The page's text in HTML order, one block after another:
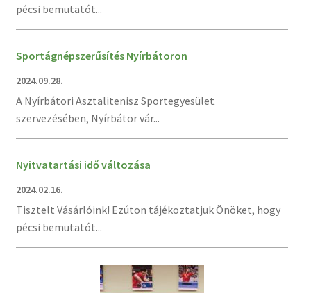
pécsi bemutatót...
Sportágnépszerűsítés Nyírbátoron
2024.09.28.
A Nyírbátori Asztalitenisz Sportegyesület
szervezésében, Nyírbátor vár...
Nyitvatartási idő változása
2024.02.16.
Tisztelt Vásárlóink! Ezúton tájékoztatjuk Önöket, hogy
pécsi bemutatót...